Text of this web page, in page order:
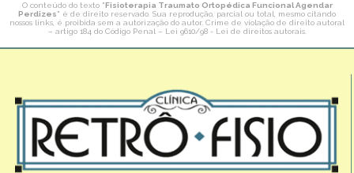
O conteúdo do texto "Fisioterapia Traumato Ortopédica Funcional Agendar
Perdizes" é de direito reservado. Sua reprodução, parcial ou total, mesmo citando
nossos links, é proibida sem a autorização do autor. Crime de violação de direito autoral
– artigo 184 do Código Penal – Lei 9610/98 - Lei de direitos autorais.